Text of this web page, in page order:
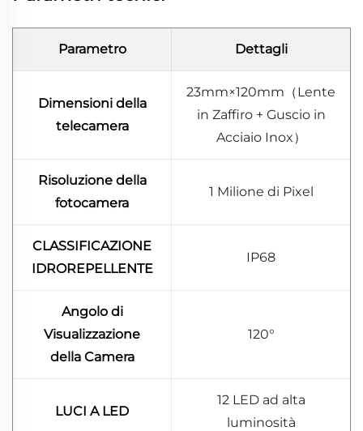
Parametro Dettagli
Dimensioni della
telecamera
23mm×120mm（Lente
in Zaffiro + Guscio in
Acciaio Inox）
Risoluzione della
fotocamera
1 Milione di Pixel
CLASSIFICAZIONE
IDROREPELLENTE
IP68
Angolo di
Visualizzazione
della Camera
120°
LUCI A LED
12 LED ad alta
luminosità